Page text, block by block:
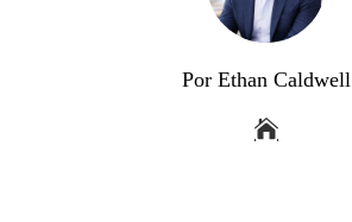
Por Ethan Caldwell